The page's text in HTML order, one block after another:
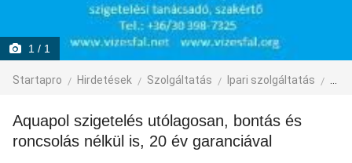
1 / 1
Startapro Hirdetések Szolgáltatás Ipari szolgáltatás
Aquapol szigetelés utólagosan, bontás és
roncsolás nélkül is, 20 év garanciával